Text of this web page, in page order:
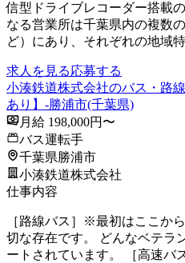
信型ドライブレコーダー搭載
なる営業所は千葉県内の複数
ど）にあり、それぞれの地域
求人を見る応募する
小湊鉄道株式会社のバス・路
あり】-勝浦市(千葉県)
月給 198,000円〜
バス運転手
千葉県勝浦市
小湊鉄道株式会社
仕事内容
［路線バス］※最初はここか
切な存在です。 どんなベテラ
ートされています。 ［高速バ